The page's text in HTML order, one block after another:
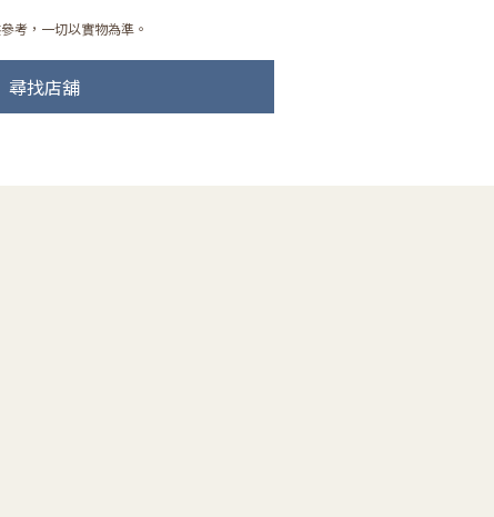
考，一切以實物為準。
尋找店舖